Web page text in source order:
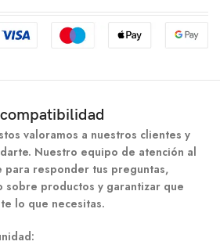
valoramos a nuestros clientes y
Nuestro equipo de atención al
responder tus preguntas,
sobre productos y garantizar que
lo que necesitas.